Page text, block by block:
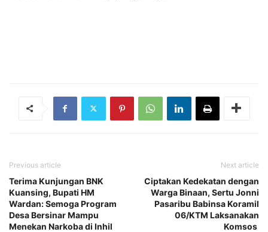
Previous article
Terima Kunjungan BNK
Kuansing, Bupati HM
Wardan: Semoga Program
Desa Bersinar Mampu
Menekan Narkoba di Inhil
Next article
Ciptakan Kedekatan dengan
Warga Binaan, Sertu Jonni
Pasaribu Babinsa Koramil
06/KTM Laksanakan
Komsos